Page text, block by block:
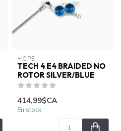
HOPE
TECH 4 E4 BRAIDED NO
ROTOR SILVER/BLUE
414,99$CA
En stock